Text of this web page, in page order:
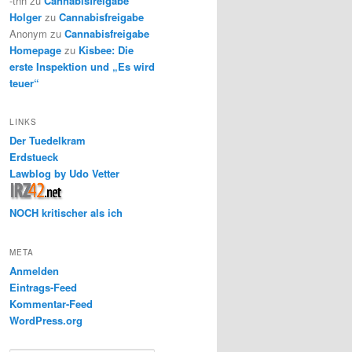
Holger zu Cannabisfreigabe
Anonym zu Cannabisfreigabe
Homepage zu Kisbee: Die
erste Inspektion und „Es wird
teuer“
LINKS
Der Tuedelkram
Erdstueck
Lawblog by Udo Vetter
NOCH kritischer als ich
META
Anmelden
Eintrags-Feed
Kommentar-Feed
WordPress.org